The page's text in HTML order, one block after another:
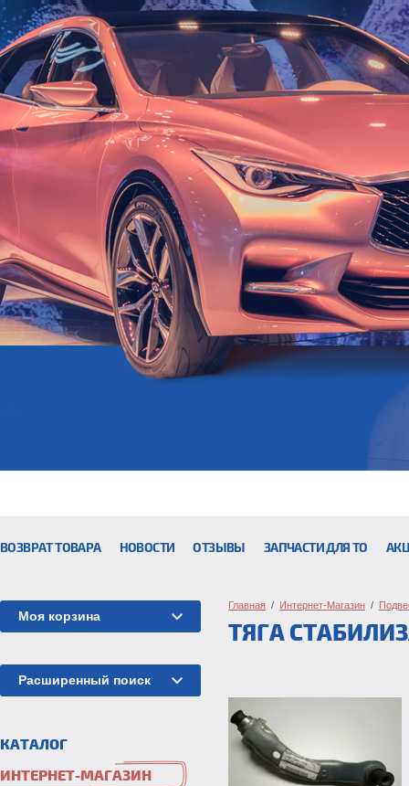
ВОЗВРАТ ТОВАРА НОВОСТИ ОТЗЫВЫ ЗАПЧАСТИ ДЛЯ ТО
Моя корзина
Расширенный поиск
КАТАЛОГ
ИНТЕРНЕТ-МАГАЗИН
Главная
  /
Интернет-Магазин
  /
ТЯГА